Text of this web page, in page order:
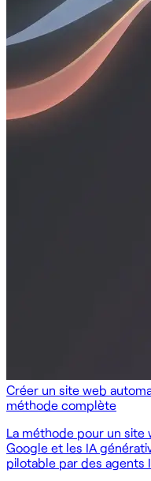
Créer un site web
méthode complète
La méthode pour un
Google et les IA
pilotable par des agents